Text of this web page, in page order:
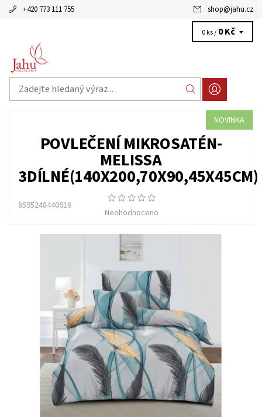
+420 773 111 755 shop@jahu.cz
0 ks / 0 Kč
NOVINKA
POVLEČENÍ MIKROSATÉN-
MELISSA
3DÍLNÉ(140X200,70X90,45X45CM)
8595248440616
Neohodnoceno